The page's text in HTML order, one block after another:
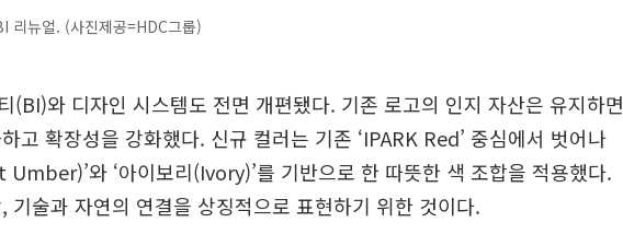
리뉴얼. (사진제공=HDC그룹)
(BI)와 디자인 시스템도 전면 개편됐다. 기존 로고의 인지 자산은 유지하면
고 확장성을 강화했다. 신규 컬러는 기존 ‘IPARK Red’ 중심에서 벗어나
와 ‘아이보리(Ivory)’를 기반으로 한 따뜻한 색 조합을 적용했다.
기술과 자연의 연결을 상징적으로 표현하기 위한 것이다.